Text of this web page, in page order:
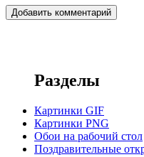
Разделы
Картинки GIF
Картинки PNG
Обои на рабочий стол
Поздравительные